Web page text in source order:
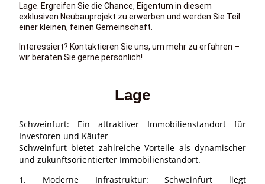
Lage. Ergreifen Sie die Chance, Eigentum in diesem
exklusiven Neubauprojekt zu erwerben und werden Sie Teil
einer kleinen, feinen Gemeinschaft.
Interessiert? Kontaktieren Sie uns, um mehr zu erfahren –
wir beraten Sie gerne persönlich!
Lage
Schweinfurt: Ein attraktiver Immobilienstandort für
Investoren und Käufer
Schweinfurt bietet zahlreiche Vorteile als dynamischer
und zukunftsorientierter Immobilienstandort.
1. Moderne Infrastruktur: Schweinfurt liegt